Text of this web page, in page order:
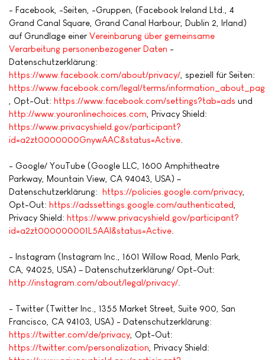
- Facebook, -Seiten, -Gruppen, (Facebook Ireland Ltd., 4
Grand Canal Square, Grand Canal Harbour, Dublin 2, Irland)
auf Grundlage einer Vereinbarung über gemeinsame
Verarbeitung personenbezogener Daten -
Datenschutzerklärung:
https://www.facebook.com/about/privacy/ , speziell für Seiten:
https://www.facebook.com/legal/terms/
, Opt-Out: https://www.facebook.com/settings?tab=ads und
http://www.youronlinechoices.com , Privacy Shield:
https://www.privacyshield.gov/participant?
id=a2zt0000000GnywAAC&status=Active
- Google/ YouTube (Google LLC, 1600 Amphitheatre
Parkway, Mountain View, CA 94043, USA) –
Datenschutzerklärung: https://policies.google.com/privacy
Opt-Out: https://adssettings.google.com/authenticated
Privacy Shield: https://www.privacyshield.gov/participant?
id=a2zt000000001L5AAI&status=Active
- Instagram (Instagram Inc., 1601 Willow Road, Menlo Park,
CA, 94025, USA) – Datenschutzerklärung/ Opt-Out:
http://instagram.com/about/legal/privacy/
- Twitter (Twitter Inc., 1355 Market Street, Suite 900, San
Francisco, CA 94103, USA) - Datenschutzerklärung:
https://twitter.com/de/privacy , Opt-Out:
https://twitter.com/personalization , Privacy Shield: